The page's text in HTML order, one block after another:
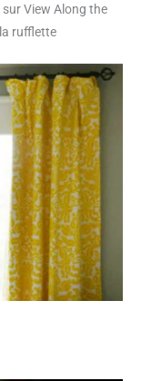
sur View Along the
rufflette